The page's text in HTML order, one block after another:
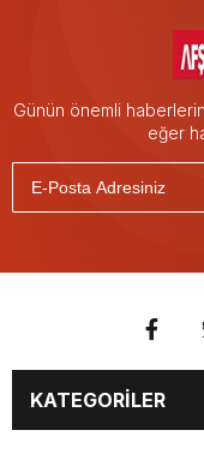
Günün önemli
eğer
KATEGORİLER